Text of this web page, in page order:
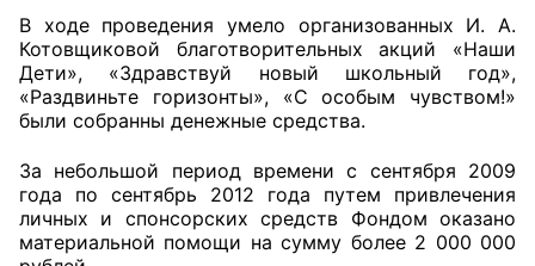
Регламент ОП КО
Кодекс этики ОП КО
Соглашения
Рекомендации
В ходе проведения умело организованных И. А.
Котовщиковой благотворительных акций «Наши
Дети», «Здравствуй новый школьный год»,
«Раздвиньте горизонты», «С особым чувством!»
были собранны денежные средства.
За небольшой период времени с сентября 2009
года по сентябрь 2012 года путем привлечения
личных и спонсорских средств Фондом оказано
материальной помощи на сумму более 2 000 000